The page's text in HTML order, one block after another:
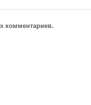
комментариев.